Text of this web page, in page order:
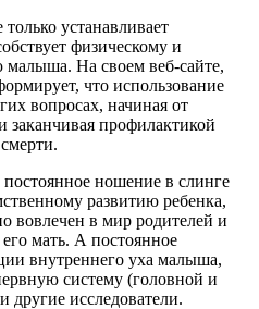
устанавливает
физическому и
малыша. На своем веб-сайте,
что использование
вопросах, начиная от
заканчивая профилактикой
ношение в слинге
развитию ребенка,
вовлечен в мир родителей и
его мать. А постоянное
внутреннего уха малыша,
систему (головной и
другие исследователи.